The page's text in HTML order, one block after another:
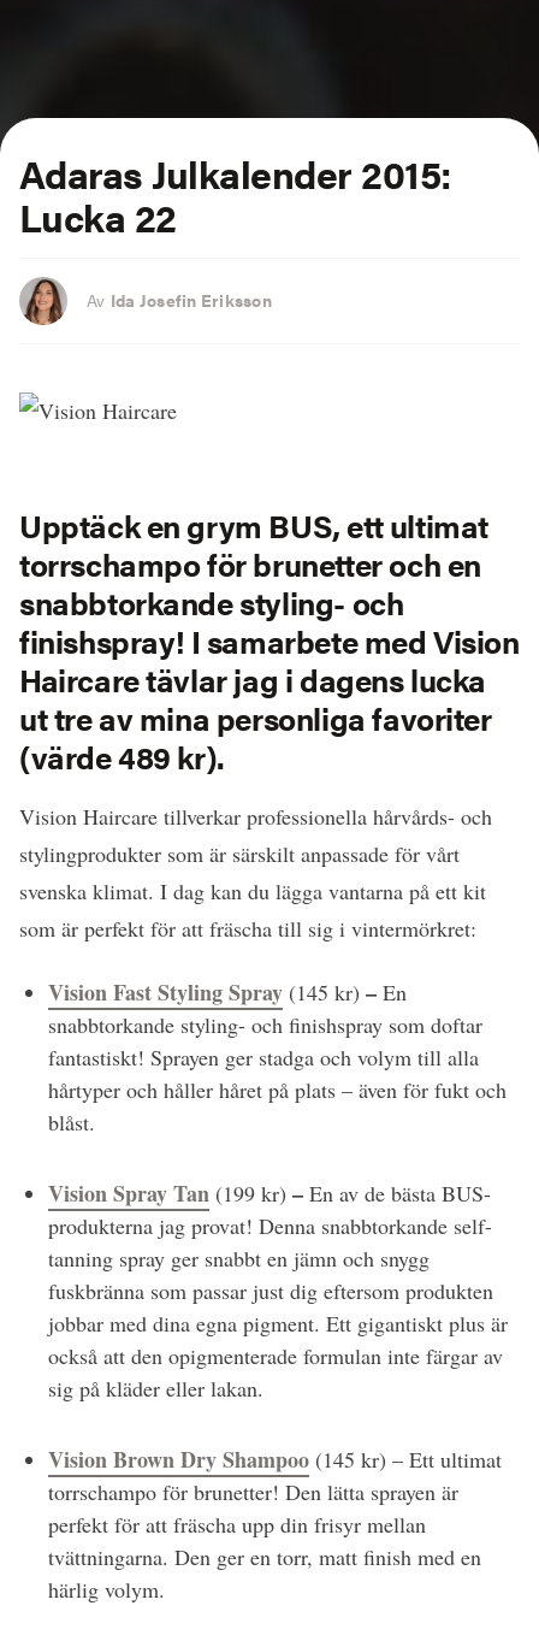
Adaras Julkalender 2015:
Lucka 22
Av Ida Josefin Eriksson
Upptäck en grym BUS, ett ultimat
torrschampo för brunetter och en
snabbtorkande styling- och
finishspray! I samarbete med Vision
Haircare tävlar jag i dagens lucka
ut tre av mina personliga favoriter
(värde 489 kr).
Vision Haircare tillverkar professionella hårvårds- och
stylingprodukter som är särskilt anpassade för vårt
svenska klimat. I dag kan du lägga vantarna på ett kit
som är perfekt för att fräscha till sig i vintermörkret:
Vision Fast Styling Spray (145 kr) – En
snabbtorkande styling- och finishspray som doftar
fantastiskt! Sprayen ger stadga och volym till alla
hårtyper och håller håret på plats – även för fukt och
blåst.
Vision Spray Tan (199 kr) – En av de bästa BUS-
produkterna jag provat! Denna snabbtorkande self-
tanning spray ger snabbt en jämn och snygg
fuskbränna som passar just dig eftersom produkten
jobbar med dina egna pigment. Ett gigantiskt plus är
också att den opigmenterade formulan inte färgar av
sig på kläder eller lakan.
Vision Brown Dry Shampoo (145 kr) – Ett ultimat
torrschampo för brunetter! Den lätta sprayen är
perfekt för att fräscha upp din frisyr mellan
tvättningarna. Den ger en torr, matt finish med en
härlig volym.